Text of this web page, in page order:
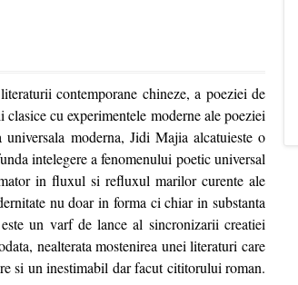
contemporane chineze, a poeziei de
cu experimentele moderne ale poeziei
moderna, Jidi Majia alcatuieste o
intelegere a fenomenului poetic universal
in fluxul si refluxul marilor curente ale
nu doar in forma ci chiar in substanta
un varf de lance al sincronizarii creatiei
nealterata mostenirea unei literaturi care
si un inestimabil dar facut cititorului roman.